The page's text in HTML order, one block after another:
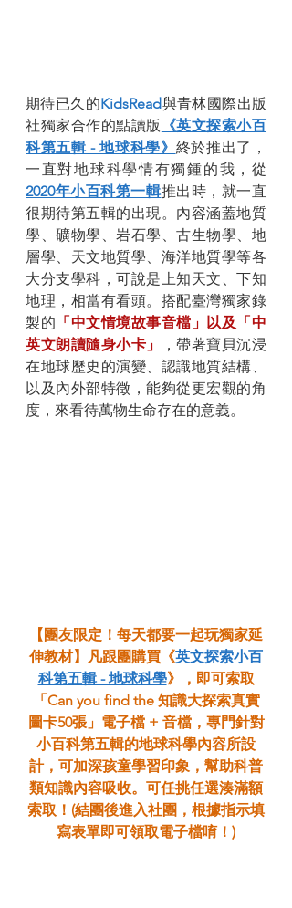
期待已久的KidsRead與青林國際出版
社獨家合作的點讀版
《英文探索小百
科第五輯 - 地球科學》 終於推出了，
一直對地球科學情有獨鍾的我，從
2020年小百科第一輯推出時，就一直
很期待第五輯的出現。內容涵蓋地質
學、礦物學、岩石學、古生物學、地
層學、天文地質學、海洋地質學等各
大分支學科，可說是上知天文、下知
地理，相當有看頭。搭配臺灣獨家錄
製的 「中文情境故事音檔」以及「中
英文朗讀隨身小卡」
，帶著寶貝沉浸
在地球歷史的演變、認識地質結構、
以及內外部特徵，能夠從更宏觀的角
度，來看待萬物生命存在的意義。
【團友限定！每天都要一起玩獨家延
伸教材】凡跟團購買《英文探索小百
科第五輯 - 地球科學》，即可索取
「Can you find the 知識大探索真實
圖卡50張」電子檔 + 音檔，專門針對
小百科第五輯的地球科學內容所設
計，可加深孩童學習印象，幫助科普
類知識內容吸收。可任挑任選湊滿額
索取！(結團後進入社團，根據指示填
寫表單即可領取電子檔唷！)